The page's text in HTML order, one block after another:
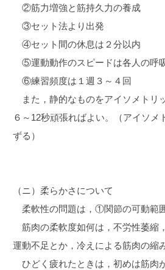
②筋力増強と筋持久力の養成
③セット法より出発
④セット間の休息は２分以内
⑤運動動作のスピードは各人の呼
⑥練習頻度は１週３～４回
また，静的なものをアイソメトリ
６～12秒頑張ればよい。（アイソ
ずる）
（ニ）柔らかさについて
柔軟性の問題は，①関節の可動範
筋肉の柔軟度如何は，不労性萎縮
運動不足とか，冷えによる筋肉の縮
ひどく疲れたときは，初めは筋肉